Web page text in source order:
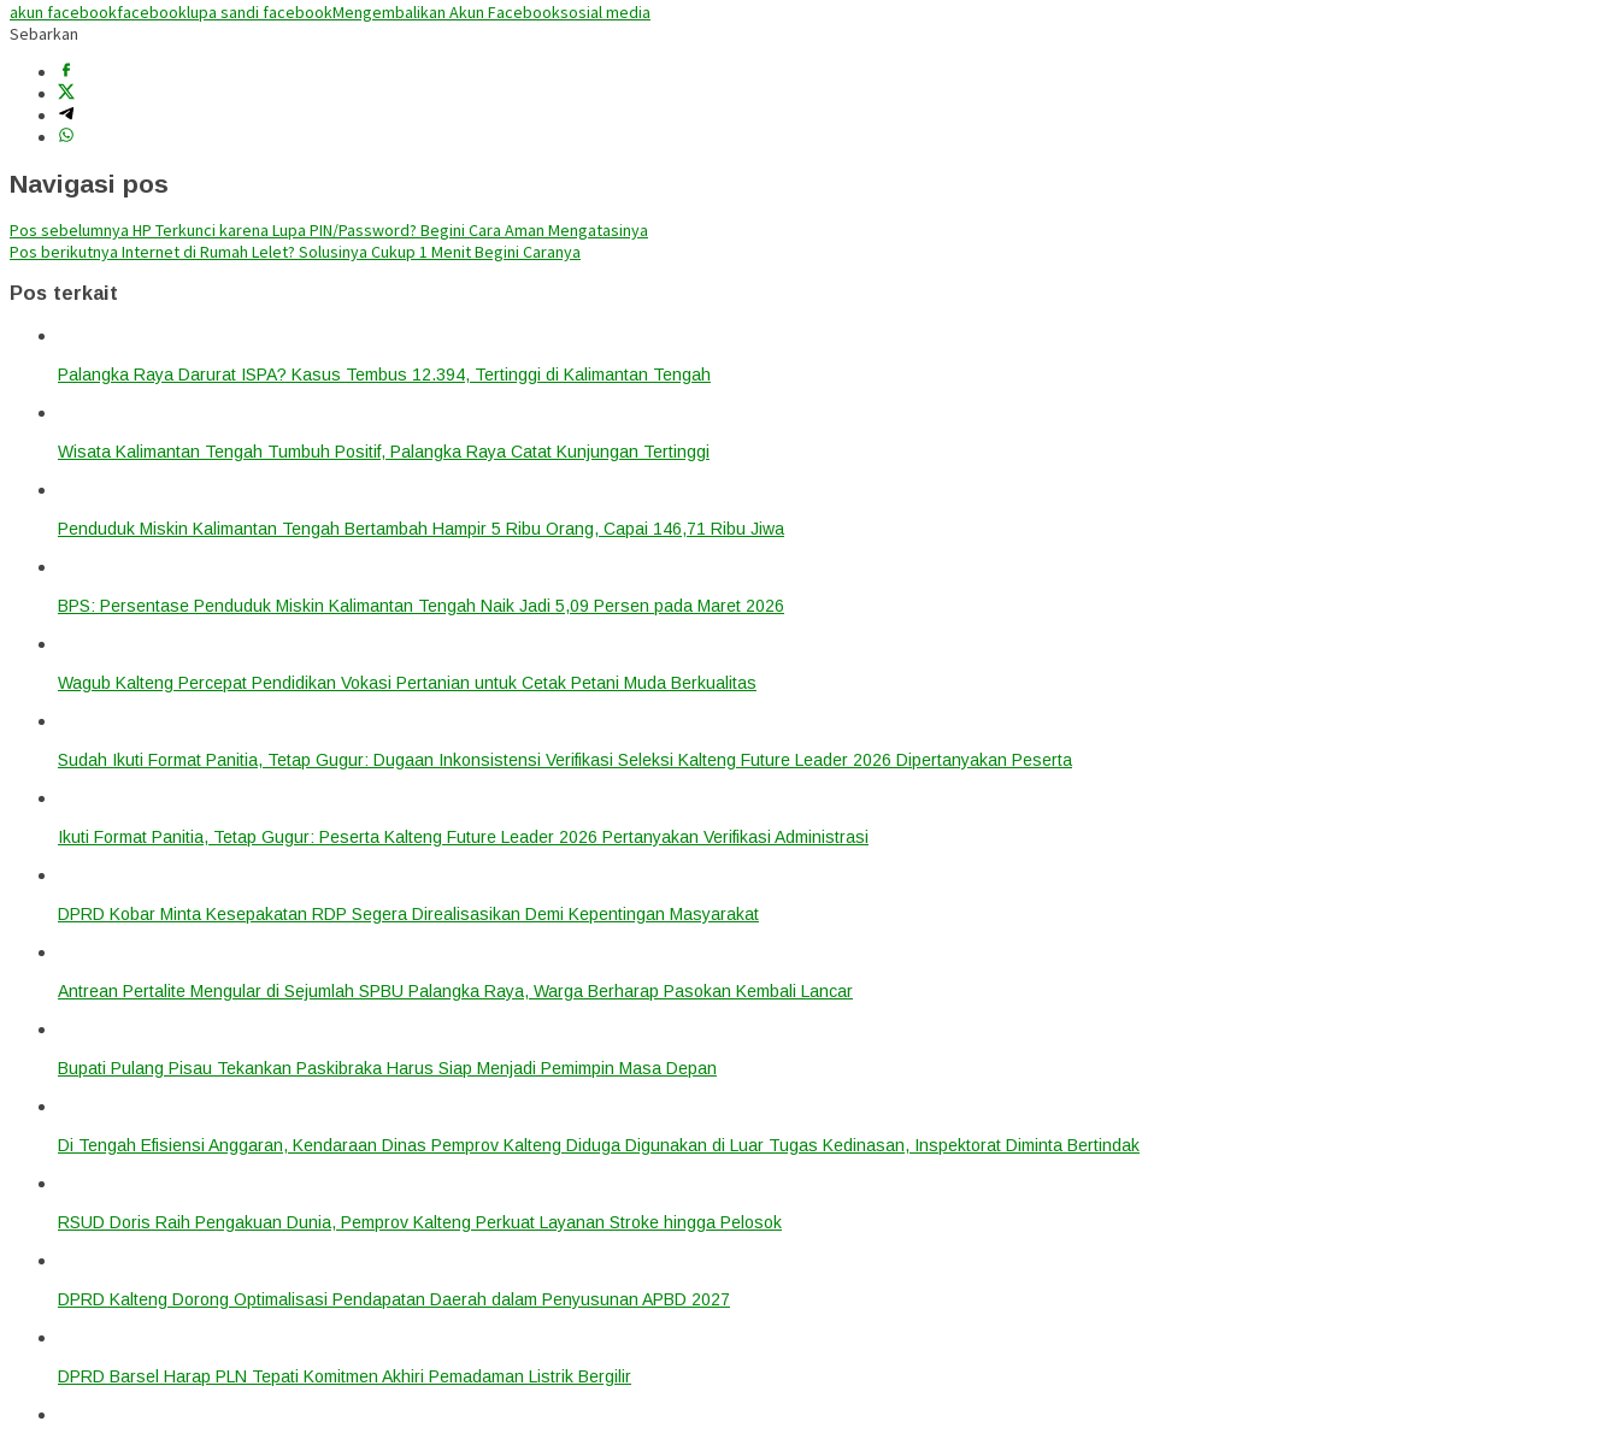
akun facebookfacebooklupa sandi facebookMengembalikan Akun Facebooksosial media
Sebarkan
Navigasi pos
Pos sebelumnya HP Terkunci karena Lupa PIN/Password? Begini Cara Aman Mengatasinya
Pos berikutnya Internet di Rumah Lelet? Solusinya Cukup 1 Menit Begini Caranya
Pos terkait
Palangka Raya Darurat ISPA? Kasus Tembus 12.394, Tertinggi di Kalimantan Tengah
Wisata Kalimantan Tengah Tumbuh Positif, Palangka Raya Catat Kunjungan Tertinggi
Penduduk Miskin Kalimantan Tengah Bertambah Hampir 5 Ribu Orang, Capai 146,71 Ribu Jiwa
BPS: Persentase Penduduk Miskin Kalimantan Tengah Naik Jadi 5,09 Persen pada Maret 2026
Wagub Kalteng Percepat Pendidikan Vokasi Pertanian untuk Cetak Petani Muda Berkualitas
Sudah Ikuti Format Panitia, Tetap Gugur: Dugaan Inkonsistensi Verifikasi Seleksi Kalteng Future Leader 2026 Dipertanyakan Peserta
Ikuti Format Panitia, Tetap Gugur: Peserta Kalteng Future Leader 2026 Pertanyakan Verifikasi Administrasi
DPRD Kobar Minta Kesepakatan RDP Segera Direalisasikan Demi Kepentingan Masyarakat
Antrean Pertalite Mengular di Sejumlah SPBU Palangka Raya, Warga Berharap Pasokan Kembali Lancar
Bupati Pulang Pisau Tekankan Paskibraka Harus Siap Menjadi Pemimpin Masa Depan
Di Tengah Efisiensi Anggaran, Kendaraan Dinas Pemprov Kalteng Diduga Digunakan di Luar Tugas Kedinasan, Inspektorat Diminta Bertindak
RSUD Doris Raih Pengakuan Dunia, Pemprov Kalteng Perkuat Layanan Stroke hingga Pelosok
DPRD Kalteng Dorong Optimalisasi Pendapatan Daerah dalam Penyusunan APBD 2027
DPRD Barsel Harap PLN Tepati Komitmen Akhiri Pemadaman Listrik Bergilir